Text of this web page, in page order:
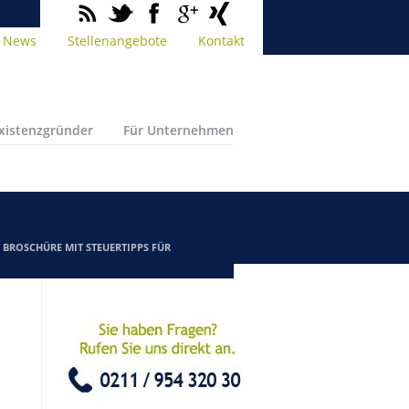
News Stellenangebote Kontakt
Für Unternehmen
BROSCHÜRE MIT STEUERTIPPS FÜR